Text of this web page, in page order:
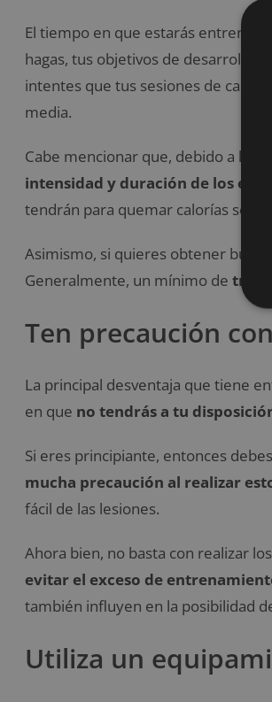
El tiempo en que estarás
hagas, tus objetivos de desarrollo
intentes que tus sesiones de
media.
Cabe mencionar que, debido a la
intensidad y duración de los
tendrán para quemar calorías se
Asimismo, si quieres obtener
Generalmente, un mínimo de tres
Ten precaución
La principal desventaja que tiene
en que no tendrás a tu
Si eres principiante, entonces
mucha precaución al realizar
fácil de las lesiones.
Ahora bien, no basta con realizar
evitar el exceso de
también influyen en la posibilidad
Utiliza un